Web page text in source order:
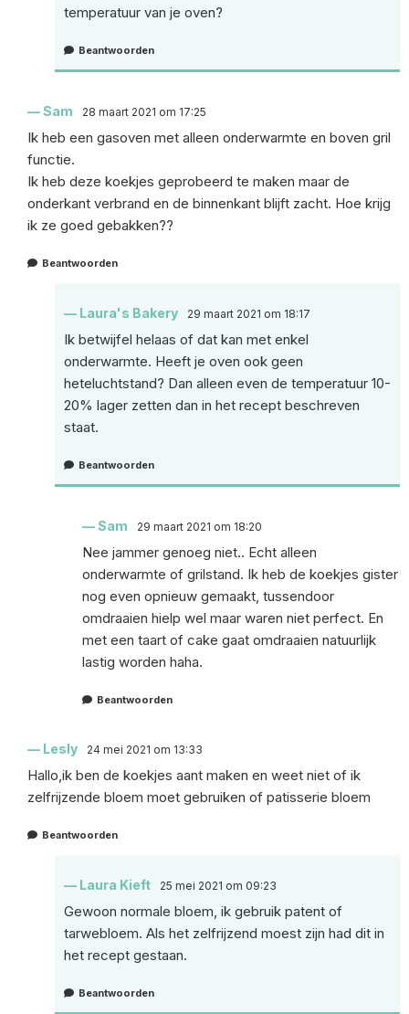
temperatuur van je oven?
Beantwoorden
Sam 28 maart 2021 om 17:25
Ik heb een gasoven met alleen onderwarmte en boven gril
functie.
Ik heb deze koekjes geprobeerd te maken maar de
onderkant verbrand en de binnenkant blijft zacht. Hoe krijg
ik ze goed gebakken??
Beantwoorden
Laura's Bakery 29 maart 2021 om 18:17
Ik betwijfel helaas of dat kan met enkel
onderwarmte. Heeft je oven ook geen
heteluchtstand? Dan alleen even de temperatuur 10-
20% lager zetten dan in het recept beschreven
staat.
Beantwoorden
Sam 29 maart 2021 om 18:20
Nee jammer genoeg niet.. Echt alleen
onderwarmte of grilstand. Ik heb de koekjes gister
nog even opnieuw gemaakt, tussendoor
omdraaien hielp wel maar waren niet perfect. En
met een taart of cake gaat omdraaien natuurlijk
lastig worden haha.
Beantwoorden
Lesly 24 mei 2021 om 13:33
Hallo,ik ben de koekjes aant maken en weet niet of ik
zelfrijzende bloem moet gebruiken of patisserie bloem
Beantwoorden
Laura Kieft 25 mei 2021 om 09:23
Gewoon normale bloem, ik gebruik patent of
tarwebloem. Als het zelfrijzend moest zijn had dit in
het recept gestaan.
Beantwoorden